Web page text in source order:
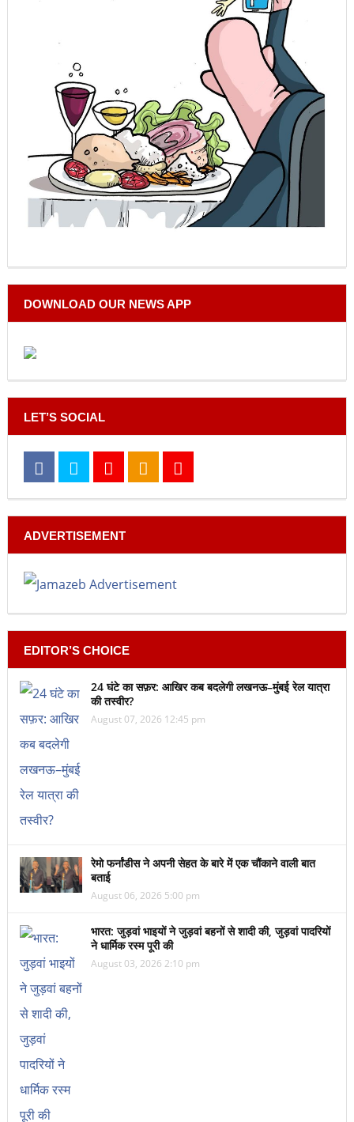
DOWNLOAD OUR NEWS APP
LET’S SOCIAL
ADVERTISEMENT
EDITOR’S CHOICE
24 घंटे का सफ़र: आखिर कब बदलेगी लखनऊ–मुंबई रेल यात्रा
की तस्वीर?
August 07, 2026 12:45 pm
रेमो फर्नांडीस ने अपनी सेहत के बारे में एक चौंकाने वाली बात
बताई
August 06, 2026 5:00 pm
भारत: जुड़वां भाइयों ने जुड़वां बहनों से शादी की, जुड़वां पादरियों
ने धार्मिक रस्म पूरी की
August 03, 2026 2:10 pm